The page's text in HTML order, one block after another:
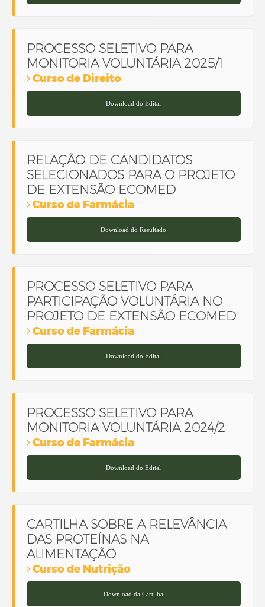
PROCESSO SELETIVO PARA
MONITORIA VOLUNTÁRIA 2025/1
Curso de Direito
Download do Edital
RELAÇÃO DE CANDIDATOS
SELECIONADOS PARA O PROJETO
DE EXTENSÃO ECOMED
Curso de Farmácia
Download do Resultado
PROCESSO SELETIVO PARA
PARTICIPAÇÃO VOLUNTÁRIA NO
PROJETO DE EXTENSÃO ECOMED
Curso de Farmácia
Download do Edital
PROCESSO SELETIVO PARA
MONITORIA VOLUNTÁRIA 2024/2
Curso de Farmácia
Download do Edital
CARTILHA SOBRE A RELEVÂNCIA
DAS PROTEÍNAS NA
ALIMENTAÇÃO
Curso de Nutrição
Download da Cartilha